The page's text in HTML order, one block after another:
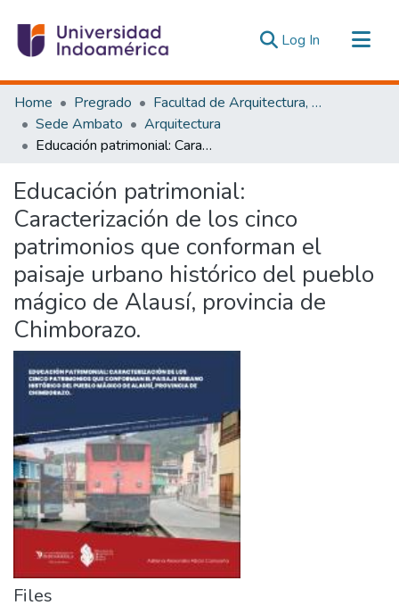
Log In (current)
Communities & Collections
All of DSpace
Statistics
Estadísticas Externas
Home Pregrado
Facultad de Arquitectura, Artes y Diseño
Sede Ambato
Arquitectura
Educación patrimonial: Caracterización de los cinco patrimonios que conforman el paisaje urbano histórico del pueblo mágico de Alausí, provincia de Chimborazo.
Educación patrimonial:
Caracterización de los cinco
patrimonios que conforman el
paisaje urbano histórico del pueblo
mágico de Alausí, provincia de
Chimborazo.
Files